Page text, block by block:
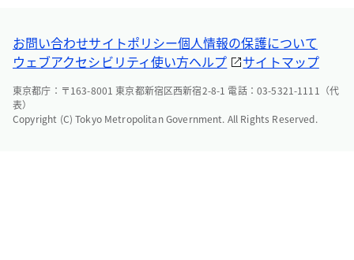
お問い合わせサイトポリシー個人情報の保護について
ウェブアクセシビリティ使い方ヘルプ サイトマップ
東京都庁：〒163-8001 東京都新宿区西新宿2-8-1 電話：03-5321-1111（代
表）
Copyright (C) Tokyo Metropolitan Government. All Rights Reserved.